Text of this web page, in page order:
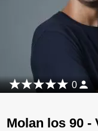
0
Molan los 90 -